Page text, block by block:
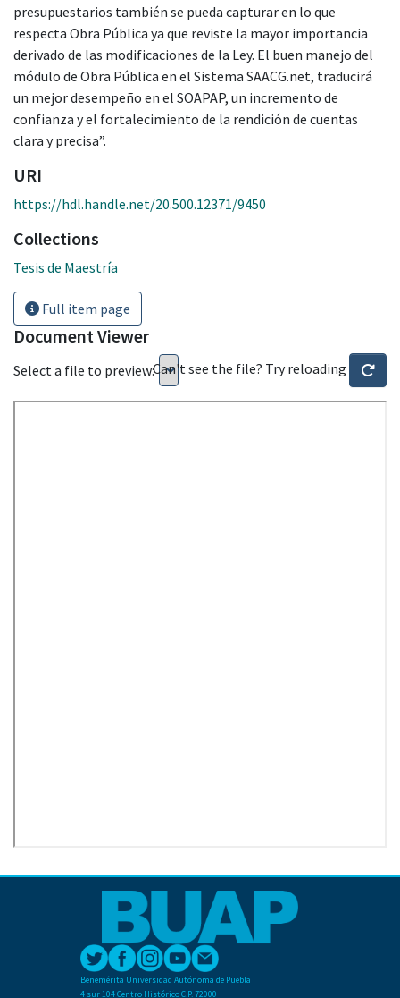
presupuestarios también se pueda capturar en lo que
respecta Obra Pública ya que reviste la mayor importancia
derivado de las modificaciones de la Ley. El buen manejo del
módulo de Obra Pública en el Sistema SAACG.net, traducirá
un mejor desempeño en el SOAPAP, un incremento de
confianza y el fortalecimiento de la rendición de cuentas
clara y precisa”.
URI
https://hdl.handle.net/20.500.12371/9450
Collections
Tesis de Maestría
Full item page
Document Viewer
Select a file to preview:Can't see the file? Try reloading
Benemérita Universidad Autónoma de Puebla
4 sur 104 Centro Histórico C.P. 72000